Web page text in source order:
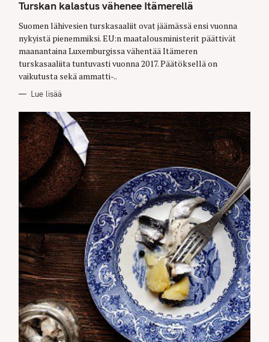
T
E
O
R
I
S
Turskan kalastus vähenee Itämerellä
Suomen lähivesien turskasaaliit ovat jäämässä ensi vuonna
nykyistä pienemmiksi. EU:n maatalousministerit päättivät
maanantaina Luxemburgissa vähentää Itämeren
turskasaaliita tuntuvasti vuonna 2017. Päätöksellä on
vaikutusta sekä ammatti-..
Lue lisää